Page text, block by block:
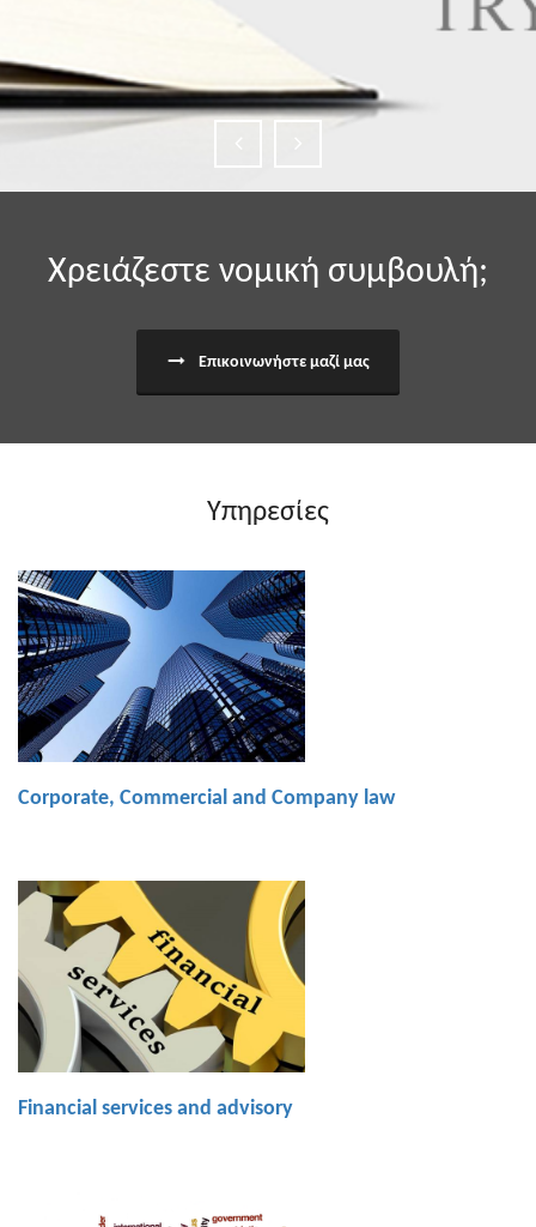
Χρειάζεστε νομική συμβουλή;
Επικοινωνήστε μαζί μας
Υπηρεσίες
Corporate, Commercial and Company law
Financial services and advisory